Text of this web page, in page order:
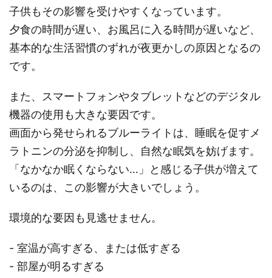
子供もその影響を受けやすくなっています。
夕食の時間が遅い、お風呂に入る時間が遅いなど、
基本的な生活習慣のずれが夜更かしの原因となるの
です。
また、スマートフォンやタブレットなどのデジタル
機器の使用も大きな要因です。
画面から発せられるブルーライトは、睡眠を促すメ
ラトニンの分泌を抑制し、自然な眠気を妨げます。
「なかなか眠くならない…」と感じる子供が増えて
いるのは、この影響が大きいでしょう。
環境的な要因も見逃せません。
- 室温が高すぎる、または低すぎる
- 部屋が明るすぎる